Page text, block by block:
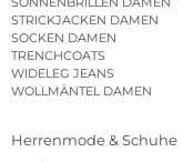
STRICKJACKEN DAMEN
SOCKEN DAMEN
TRENCHCOATS
WIDELEG JEANS
WOLLMÄNTEL DAMEN
Herrenmode & Schuhe